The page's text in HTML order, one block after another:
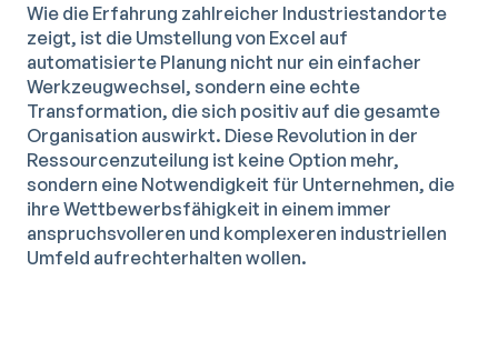
Wie die Erfahrung zahlreicher Industriestandorte
zeigt, ist die Umstellung von Excel auf
automatisierte Planung nicht nur ein einfacher
Werkzeugwechsel, sondern eine echte
Transformation, die sich positiv auf die gesamte
Organisation auswirkt. Diese Revolution in der
Ressourcenzuteilung ist keine Option mehr,
sondern eine Notwendigkeit für Unternehmen, die
ihre Wettbewerbsfähigkeit in einem immer
anspruchsvolleren und komplexeren industriellen
Umfeld aufrechterhalten wollen.